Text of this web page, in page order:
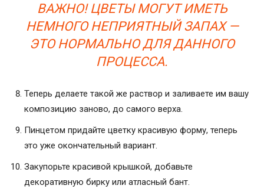
ВАЖНО! ЦВЕТЫ МОГУТ ИМЕТЬ
НЕМНОГО НЕПРИЯТНЫЙ ЗАПАХ —
ЭТО НОРМАЛЬНО ДЛЯ ДАННОГО
ПРОЦЕССА.
Теперь делаете такой же раствор и заливаете им вашу
композицию заново, до самого верха.
Пинцетом придайте цветку красивую форму, теперь
это уже окончательный вариант.
Закупорьте красивой крышкой, добавьте
декоративную бирку или атласный бант.